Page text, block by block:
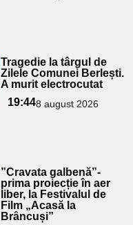
Tragedie la târgul de
Zilele Comunei Berlești.
A murit electrocutat
19:448 august 2026
”Cravata galbenă”-
prima proiecție în aer
liber, la Festivalul de
Film „Acasă la
Brâncuși”